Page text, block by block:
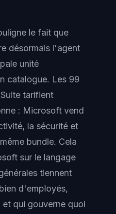
le fait que
désormais l'agent
unité
catalogue. Les 99
tarifient
: Microsoft vend
la sécurité et
bundle. Cela
sur le langage
tiennent
d'employés,
qui gouverne quoi